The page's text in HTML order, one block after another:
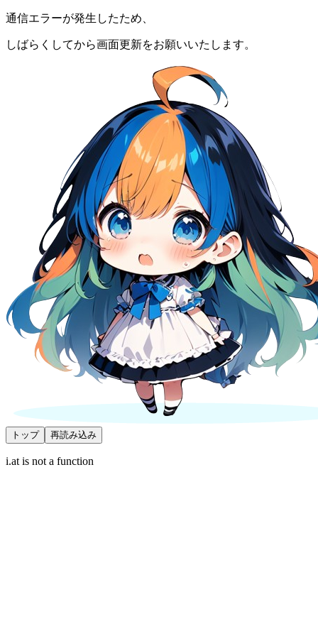
通信エラーが発生したため、
しばらくしてから画面更新をお願いいたします。
トップ 再読み込み
i.at is not a function